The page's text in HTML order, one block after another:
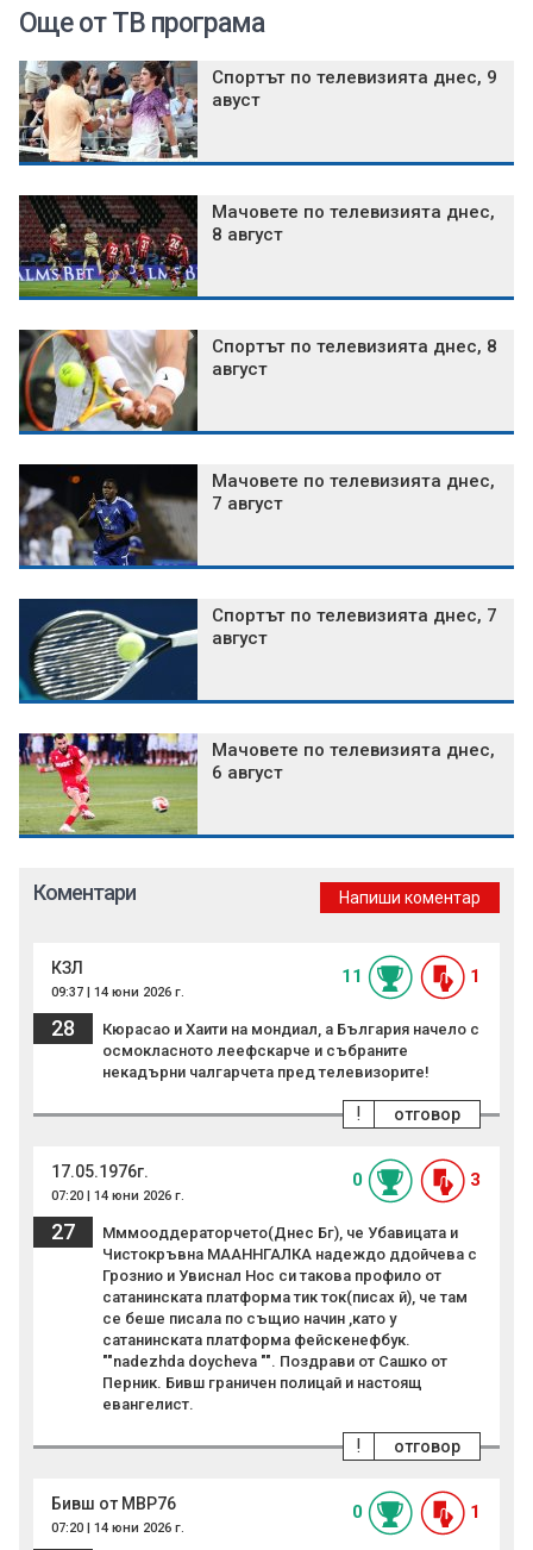
Още от ТВ програма
Спортът по телевизията днес, 9
авуст
Мачовете по телевизията днес,
8 август
Спортът по телевизията днес, 8
август
Мачовете по телевизията днес,
7 август
Спортът по телевизията днес, 7
август
Мачовете по телевизията днес,
6 август
Коментари Напиши коментар
КЗЛ
09:37 | 14 юни 2026 г.
11 1
28
Кюрасао и Хаити на мондиал, а България начело с
осмокласното леефскарче и събраните
некадърни чалгарчета пред телевизорите!
отговор
!
17.05.1976г.
07:20 | 14 юни 2026 г.
0 3
27
Мммооддераторчето(Днес Бг), че Убавицата и
Чистокръвна МААННГАЛКА надеждо ддойчева с
Грознио и Увиснал Нос си такова профило от
сатанинската платформа тик ток(писах й), че там
се беше писала по същио начин ,като у
сатанинската платформа фейскенефбук.
""nadezhda doycheva "". Поздрави от Сашко от
Перник. Бивш граничен полицай и настоящ
евангелист.
отговор
!
Бивш от МВР76
07:20 | 14 юни 2026 г.
0 1